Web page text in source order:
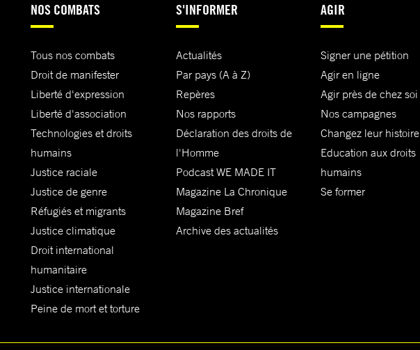
NOS COMBATS
Tous nos combats
Droit de manifester
Liberté d'expression
Liberté d'association
Technologies et droits
humains
Justice raciale
Justice de genre
Réfugiés et migrants
Justice climatique
Droit international
humanitaire
Justice internationale
Peine de mort et torture
S'INFORMER
Actualités
Par pays (A à Z)
Repères
Nos rapports
Déclaration des droits de
l'Homme
Podcast WE MADE IT
Magazine La Chronique
Magazine Bref
Archive des actualités
AGIR
Signer une pétition
Agir en ligne
Agir près de chez soi
Nos campagnes
Changez leur histoire
Education aux droits
humains
Se former